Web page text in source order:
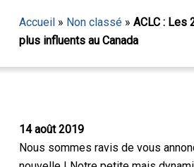
Accueil» Non classé» ACLC : Les
plus influents au Canada
14 août 2019
Nous sommes ravis de vous